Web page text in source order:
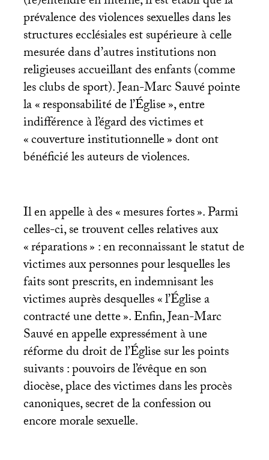
prévalence des violences sexuelles dans les
structures ecclésiales est supérieure à celle
mesurée dans d’autres institutions non
religieuses accueillant des enfants (comme
les clubs de sport). Jean-Marc Sauvé pointe
la «responsabilité de l’Église», entre
indifférence à l’égard des victimes et
«couverture institutionnelle» dont ont
bénéficié les auteurs de violences.
Il en appelle à des «mesures fortes». Parmi
celles-ci, se trouvent celles relatives aux
«réparations» : en reconnaissant le statut de
victimes aux personnes pour lesquelles les
faits sont prescrits, en indemnisant les
victimes auprès desquelles «l’Église a
contracté une dette». Enfin, Jean-Marc
Sauvé en appelle expressément à une
réforme du droit de l’Église sur les points
suivants : pouvoirs de l’évêque en son
diocèse, place des victimes dans les procès
canoniques, secret de la confession ou
encore morale sexuelle.